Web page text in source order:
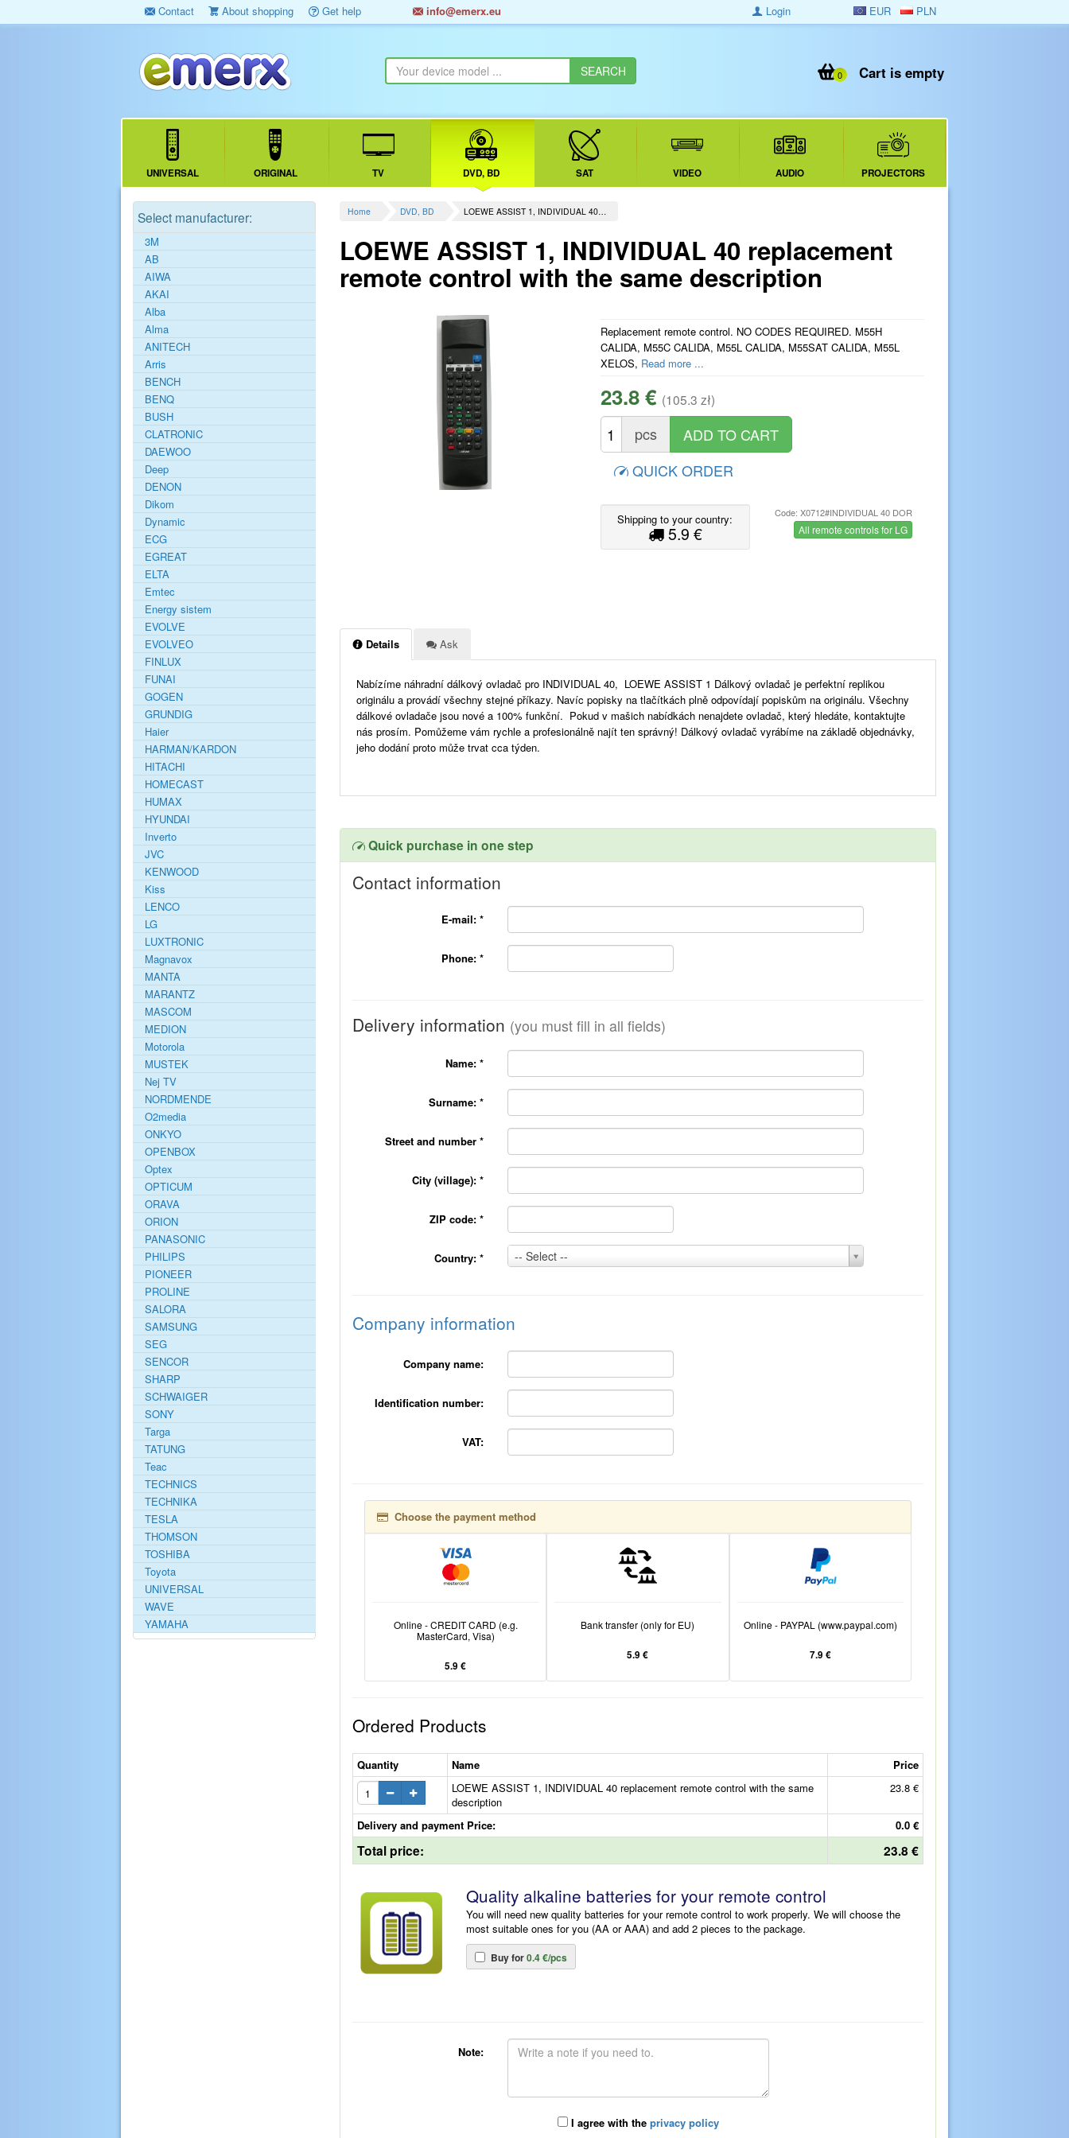
Contact About shopping Get help info@emerx.eu EUR PLN
Login
Cart is empty
0
UNIVERSAL ORIGINAL TV DVD, BD SAT VIDEO AUDIO PROJECTORS
Home DVD, BD LOEWE ASSIST 1, INDIVIDUAL 40…
LOEWE ASSIST 1, INDIVIDUAL 40 replacement
remote control with the same description
Replacement remote control. NO CODES REQUIRED. M55H
CALIDA, M55C CALIDA, M55L CALIDA, M55SAT CALIDA, M55L
XELOS, Read more ...
23.8 € (105.3 zł)
pcs
QUICK ORDER
Shipping to your country:
5.9 €
Code: X0712#INDIVIDUAL 40 DOR
All remote controls for LG
Details Ask
Nabízíme náhradní dálkový ovladač pro INDIVIDUAL 40, LOEWE ASSIST 1 Dálkový ovladač je perfektní replikou
originálu a provádí všechny stejné příkazy. Navíc popisky na tlačítkách plně odpovídají popiskům na originálu. Všechny
dálkové ovladače jsou nové a 100% funkční. Pokud v mašich nabídkách nenajdete ovladač, který hledáte, kontaktujte
nás prosím. Pomůžeme vám rychle a profesionálně najít ten správný! Dálkový ovladač vyrábíme na základě objednávky,
jeho dodání proto může trvat cca týden.
Quick purchase in one step
Contact information
E-mail: *
Phone: *
Delivery information (you must fill in all fields)
Name: *
Surname: *
Street and number *
City (village): *
ZIP code: *
Country: * -- Select --
Country:
*
Company information
Company name:
Identification number:
VAT:
Choose the payment method
Online - CREDIT CARD (e.g.
MasterCard, Visa)
5.9 €
Bank transfer (only for EU)
5.9 €
Online - PAYPAL (www.paypal.com)
7.9 €
Ordered Products
Quantity Name
Price
LOEWE ASSIST 1, INDIVIDUAL 40 replacement remote control with the same
description
23.8 €
Delivery and payment Price: 0.0 €
Total price: 23.8 €
Quality alkaline batteries for your remote control
You will need new quality batteries for your remote control to work properly. We will choose the
most suitable ones for you (AA or AAA) and add 2 pieces to the package.
Buy for0.4 €/pcs
Note:
I agree with the privacy policy
Select manufacturer:
3M
AB
AIWA
AKAI
Alba
Alma
ANITECH
Arris
BENCH
BENQ
BUSH
CLATRONIC
DAEWOO
Deep
DENON
Dikom
Dynamic
ECG
EGREAT
ELTA
Emtec
Energy sistem
EVOLVE
EVOLVEO
FINLUX
FUNAI
GOGEN
GRUNDIG
Haier
HARMAN/KARDON
HITACHI
HOMECAST
HUMAX
HYUNDAI
Inverto
JVC
KENWOOD
Kiss
LENCO
LG
LUXTRONIC
Magnavox
MANTA
MARANTZ
MASCOM
MEDION
Motorola
MUSTEK
Nej TV
NORDMENDE
O2media
ONKYO
OPENBOX
Optex
OPTICUM
ORAVA
ORION
PANASONIC
PHILIPS
PIONEER
PROLINE
SALORA
SAMSUNG
SEG
SENCOR
SHARP
SCHWAIGER
SONY
Targa
TATUNG
Teac
TECHNICS
TECHNIKA
TESLA
THOMSON
TOSHIBA
Toyota
UNIVERSAL
WAVE
YAMAHA